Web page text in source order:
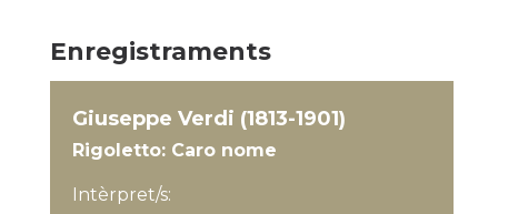
Enregistraments
Giuseppe Verdi (1813-1901)
Rigoletto: Caro nome
Intèrpret/s: